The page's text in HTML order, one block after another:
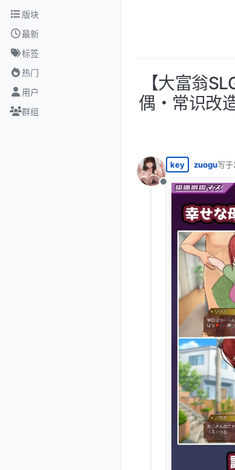
跳转至内容
版块
最新
标签
热门
用户
群组
【大富翁
偶・常识改
离线
key zuogu写于
最后